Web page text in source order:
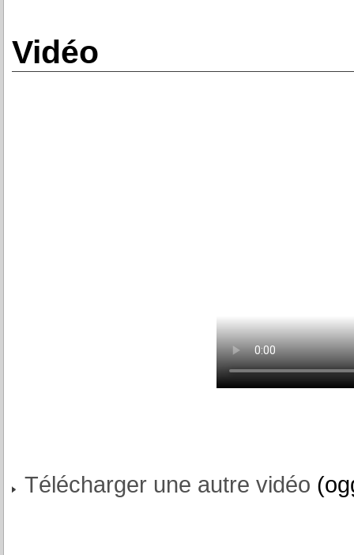
Vidéo
Télécharger une autre vidéo